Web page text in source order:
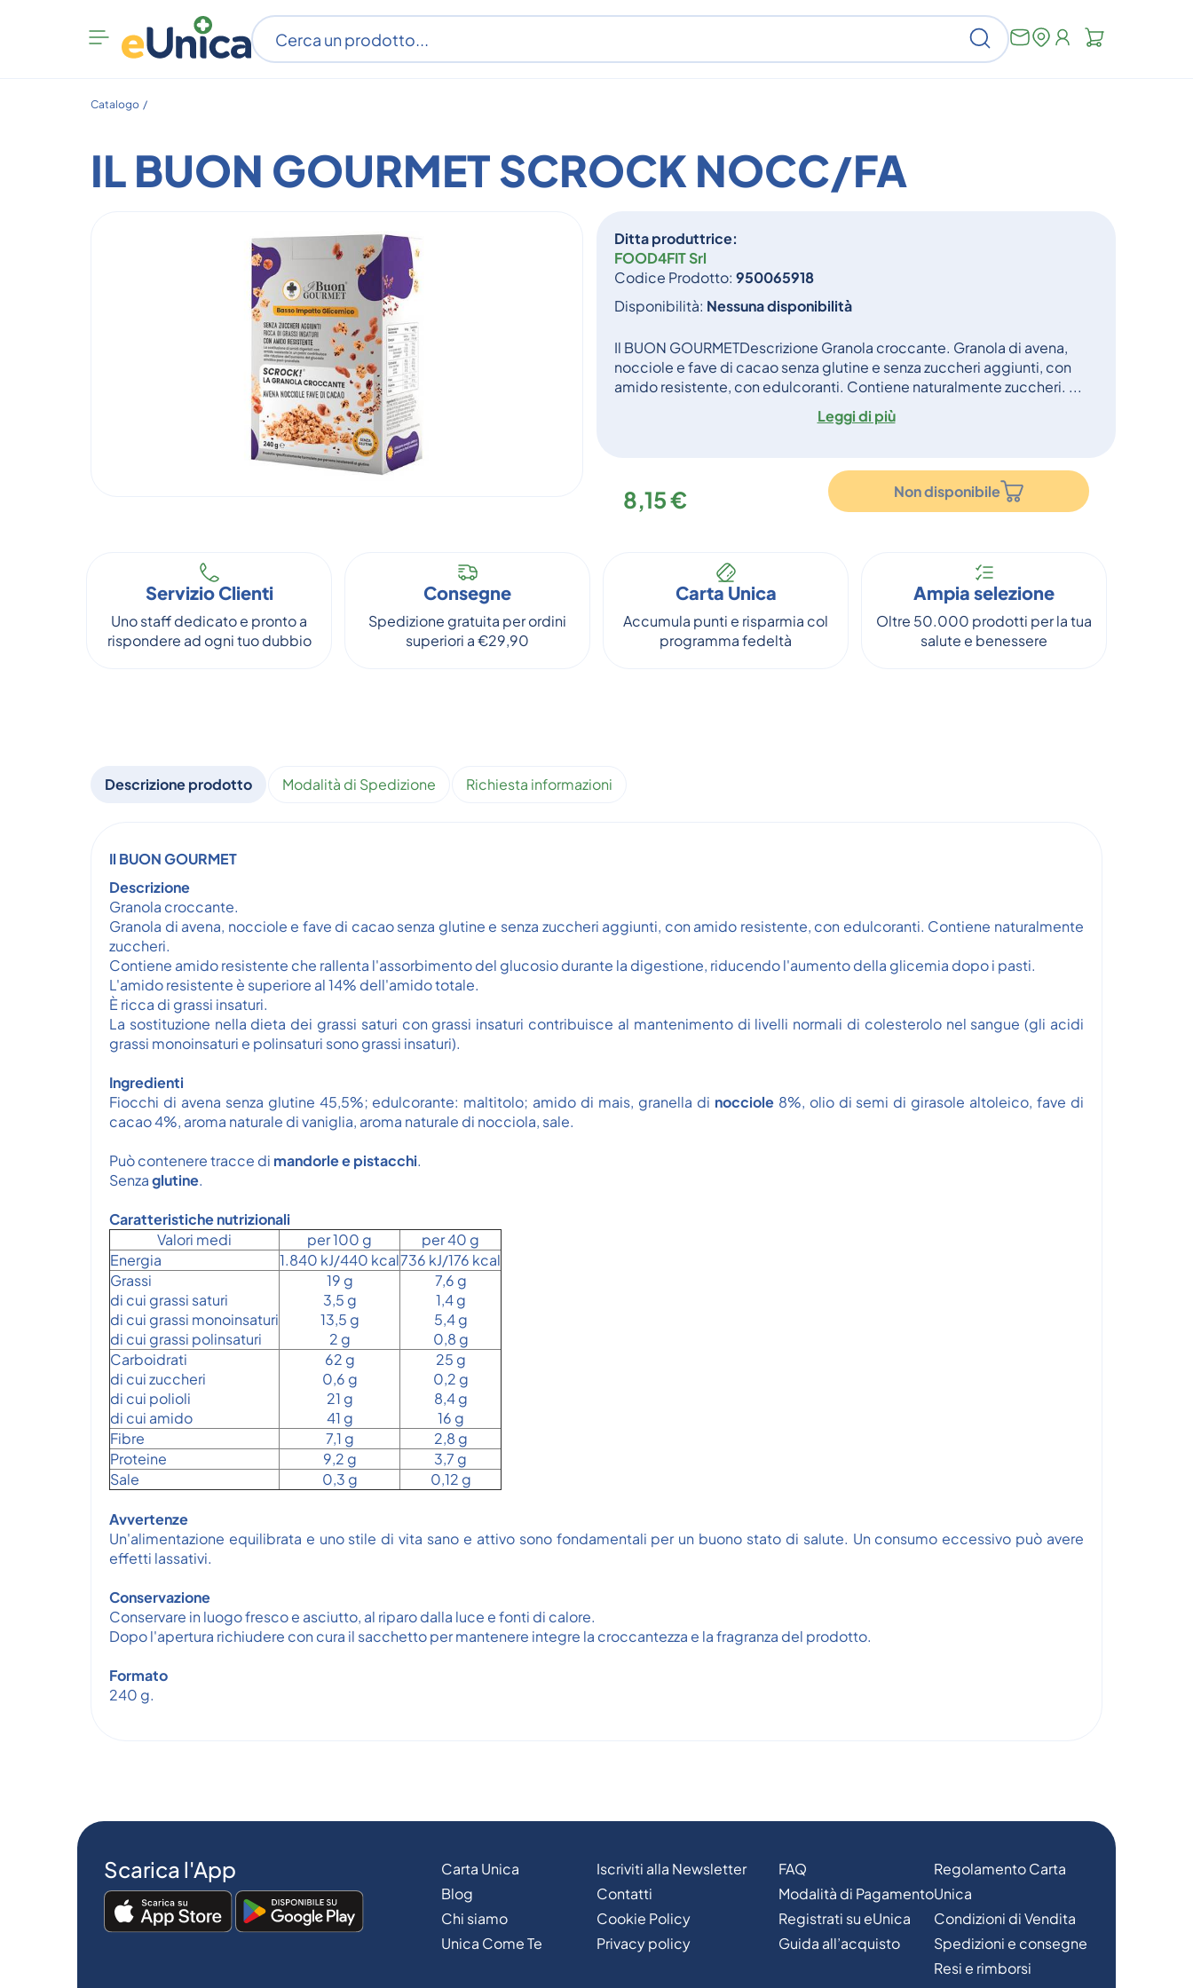
Apri
menu
Cerca
Catalogo /
IL BUON GOURMET SCROCK NOCC/FA
Ditta produttrice:
FOOD4FIT Srl
Codice Prodotto: 950065918
Disponibilità: Nessuna disponibilità
Il BUON GOURMETDescrizione Granola croccante. Granola di avena,
nocciole e fave di cacao senza glutine e senza zuccheri aggiunti, con
amido resistente, con edulcoranti. Contiene naturalmente zuccheri. ...
Leggi di più
8,15 € Non disponibile
Servizio Clienti
Uno staff dedicato e pronto a
rispondere ad ogni tuo dubbio
Consegne
Spedizione gratuita per ordini
superiori a €29,90
Carta Unica
Accumula punti e risparmia col
programma fedeltà
Ampia selezione
Oltre 50.000 prodotti per la tua
salute e benessere
Descrizione prodotto Modalità di Spedizione Richiesta informazioni
Il BUON GOURMET
Descrizione
Granola croccante.
Granola di avena, nocciole e fave di cacao senza glutine e senza zuccheri aggiunti, con amido resistente, con edulcoranti. Contiene naturalmente
zuccheri.
Contiene amido resistente che rallenta l'assorbimento del glucosio durante la digestione, riducendo l'aumento della glicemia dopo i pasti.
L'amido resistente è superiore al 14% dell'amido totale.
È ricca di grassi insaturi.
La sostituzione nella dieta dei grassi saturi con grassi insaturi contribuisce al mantenimento di livelli normali di colesterolo nel sangue (gli acidi
grassi monoinsaturi e polinsaturi sono grassi insaturi).
Ingredienti
Fiocchi di avena senza glutine 45,5%; edulcorante: maltitolo; amido di mais, granella di nocciole8%, olio di semi di girasole altoleico, fave di
cacao 4%, aroma naturale di vaniglia, aroma naturale di nocciola, sale.
Può contenere tracce di mandorle e pistacchi.
Senzaglutine.
Caratteristiche nutrizionali
Valori medi
per 100 g
per 40 g
Energia
1.840 kJ/440 kcal736 kJ/176 kcal
Grassi
di cui grassi saturi
di cui grassi monoinsaturi
di cui grassi polinsaturi
19 g
3,5 g
13,5 g
2 g
7,6 g
1,4 g
5,4 g
0,8 g
Carboidrati
di cui zuccheri
di cui polioli
di cui amido
62 g
0,6 g
21 g
41 g
25 g
0,2 g
8,4 g
16 g
Fibre
7,1 g
2,8 g
Proteine
9,2 g
3,7 g
Sale
0,3 g 0,12 g
Avvertenze
Un'alimentazione equilibrata e uno stile di vita sano e attivo sono fondamentali per un buono stato di salute. Un consumo eccessivo può avere
effetti lassativi.
Conservazione
Conservare in luogo fresco e asciutto, al riparo dalla luce e fonti di calore.
Dopo l'apertura richiudere con cura il sacchetto per mantenere integre la croccantezza e la fragranza del prodotto.
Formato
240 g.
Scarica l'App
Carta Unica
Blog
Chi siamo
Unica Come Te
Iscriviti alla Newsletter
Contatti
Cookie Policy
Privacy policy
FAQ
Modalità di Pagamento
Registrati su eUnica
Guida all’acquisto
Regolamento Carta
Unica
Condizioni di Vendita
Spedizioni e consegne
Resi e rimborsi